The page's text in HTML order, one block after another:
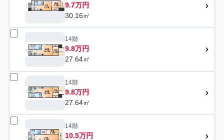
9.7万円
30.16㎡
14階
9.8万円
27.64㎡
14階
9.8万円
27.64㎡
14階
10.5万円